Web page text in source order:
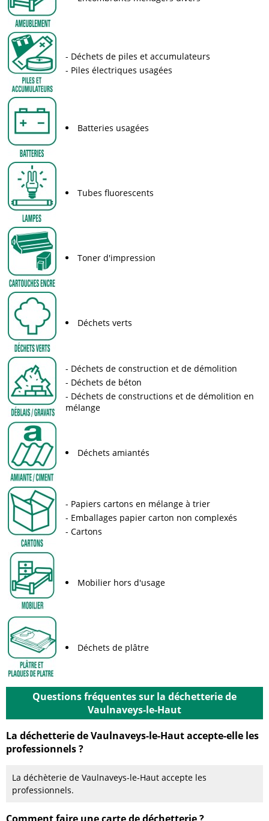
Déchets de piles et accumulateurs
Piles électriques usagées
Batteries usagées
Tubes fluorescents
Toner d'impression
Déchets verts
Déchets de construction et de démolition
Déchets de béton
Déchets de constructions et de démolition en
mélange
Déchets amiantés
Papiers cartons en mélange à trier
Emballages papier carton non complexés
Cartons
Mobilier hors d'usage
Déchets de plâtre
Questions fréquentes sur la déchetterie de
Vaulnaveys-le-Haut
La déchetterie de Vaulnaveys-le-Haut accepte-elle les
professionnels ?
La déchèterie de Vaulnaveys-le-Haut accepte les
professionnels.